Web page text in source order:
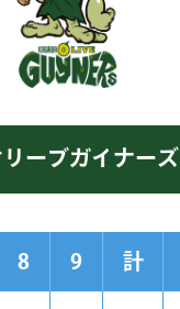
ーブガイナーズ
8 9 計